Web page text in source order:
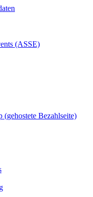
(ASSE)
Bezahlseite)